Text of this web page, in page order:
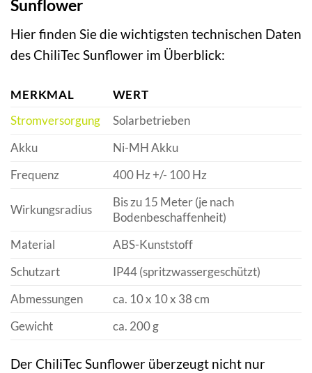
Sunflower
Hier finden Sie die wichtigsten technischen Daten
des ChiliTec Sunflower im Überblick:
MERKMAL
WERT
Stromversorgung
Solarbetrieben
Akku
Ni-MH Akku
Frequenz
400 Hz +/- 100 Hz
Wirkungsradius
Bis zu 15 Meter (je nach
Bodenbeschaffenheit)
Material
ABS-Kunststoff
Schutzart
IP44 (spritzwassergeschützt)
Abmessungen
ca. 10 x 10 x 38 cm
Gewicht
ca. 200 g
Der ChiliTec Sunflower überzeugt nicht nur